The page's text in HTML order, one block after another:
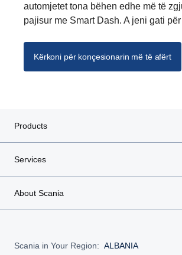
automjetet tona bëhen edhe më të
pajisur me Smart Dash. A jeni gati
Kërkoni për konçesionarin më të afërt
Products
Services
About Scania
Scania in Your Region: ALBANIA